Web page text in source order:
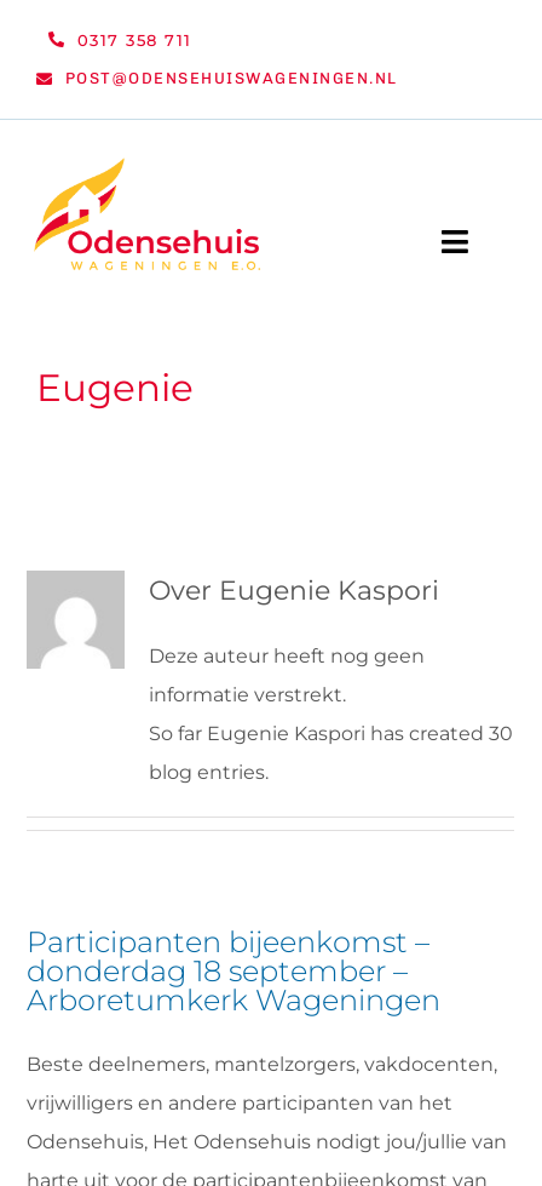
0317 358 711
POST@ODENSEHUISWAGENINGEN.NL
Toggle
NIEUWS
VRIJWILLIGERS & STAGIAIRES
CONTACT
Eugenie
Over Eugenie Kaspori
Deze auteur heeft nog geen
informatie verstrekt.
So far Eugenie Kaspori has created 30
blog entries.
Participanten bijeenkomst –
donderdag 18 september –
Arboretumkerk Wageningen
Beste deelnemers, mantelzorgers, vakdocenten,
vrijwilligers en andere participanten van het
Odensehuis, Het Odensehuis nodigt jou/jullie van
harte uit voor de participantenbijeenkomst van